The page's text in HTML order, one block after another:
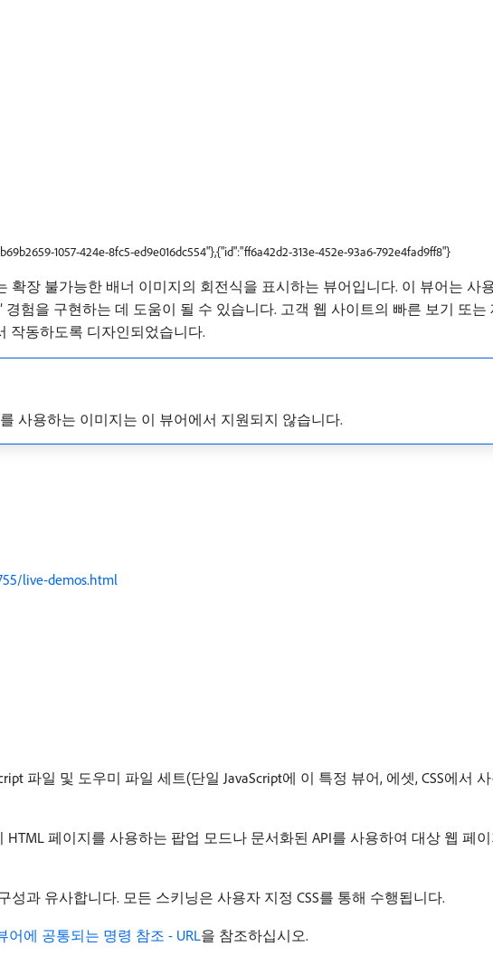
1057-424e-8fc5-ed9e016dc554"},{"id":"ff6a42d2-313e-452e-93a6-792e4fad9ff8"}
확장 불가능한 배너 이미지의 회전식을 표시하는 뷰어입니다. 이 뷰어는 사
험을 구현하는 데 도움이 될 수 있습니다. 고객 웹 사이트의 빠른 보기 또
작동하도록 디자인되었습니다.
사용하는 이미지는 이 뷰어에서 지원되지 않습니다.
live-demos.html
파일 및 도우미 파일 세트(단일 JavaScript에 이 특정 뷰어, 에셋, CSS에서
페이지를 사용하는 팝업 모드나 문서화된 API를 사용하여 대상 웹 페
과 유사합니다. 모든 스키닝은 사용자 지정 CSS를 통해 수행됩니다.
어에 공통되는 명령 참조 - URL을 참조하십시오.